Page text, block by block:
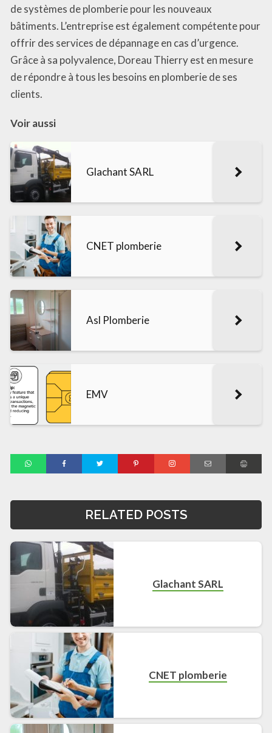
de systèmes de plomberie pour les nouveaux
bâtiments. L’entreprise est également compétente pour
offrir des services de dépannage en cas d’urgence.
Grâce à sa polyvalence, Doreau Thierry est en mesure
de répondre à tous les besoins en plomberie de ses
clients.
Voir aussi
Glachant SARL
CNET plomberie
Asl Plomberie
EMV
RELATED POSTS
Glachant SARL
CNET plomberie